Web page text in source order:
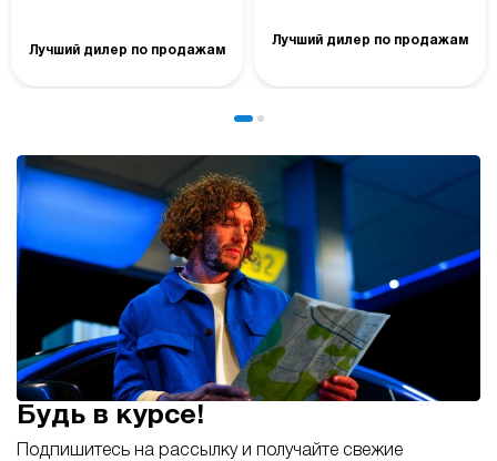
Лучший дилер по продажам
Лучший дилер по продажам
Будь в курсе!
Подпишитесь на рассылку и получайте свежие